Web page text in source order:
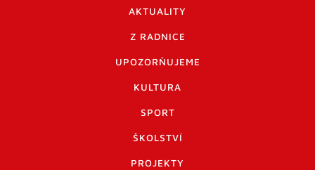
AKTUALITY
Z RADNICE
UPOZORŇUJEME
KULTURA
SPORT
ŠKOLSTVÍ
PROJEKTY